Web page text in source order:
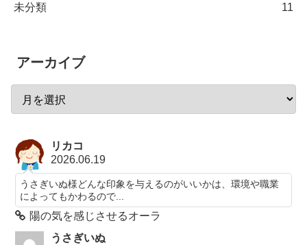
未分類 11
アーカイブ
リカコ
2026.06.19
うさぎいぬ様どんな印象を与えるのがいいかは、環境や職業
によってもかわるので...
陽の気を感じさせるオーラ
うさぎいぬ